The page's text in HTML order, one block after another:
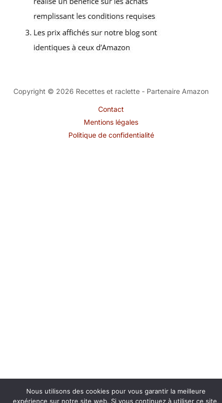
Copyright © 2026 Recettes et raclette - Partenaire Amazon
Contact
Mentions légales
Politique de confidentialité
Nous utilisons des cookies pour vous garantir la meilleure
expérience sur notre site web. Si vous continuez à utiliser ce site,